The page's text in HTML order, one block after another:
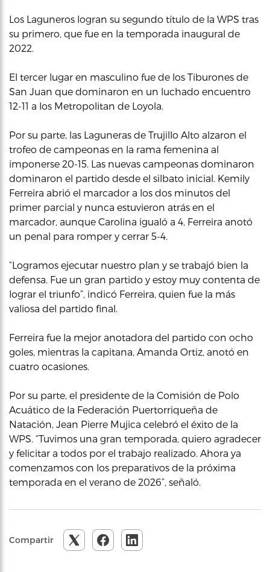
Los Laguneros logran su segundo título de la WPS tras
su primero, que fue en la temporada inaugural de
2022.
El tercer lugar en masculino fue de los Tiburones de
San Juan que dominaron en un luchado encuentro
12-11 a los Metropolitan de Loyola.
Por su parte, las Laguneras de Trujillo Alto alzaron el
trofeo de campeonas en la rama femenina al
imponerse 20-15. Las nuevas campeonas dominaron
dominaron el partido desde el silbato inicial. Kemily
Ferreira abrió el marcador a los dos minutos del
primer parcial y nunca estuvieron atrás en el
marcador, aunque Carolina igualó a 4, Ferreira anotó
un penal para romper y cerrar 5-4.
“Logramos ejecutar nuestro plan y se trabajó bien la
defensa. Fue un gran partido y estoy muy contenta de
lograr el triunfo”, indicó Ferreira, quien fue la más
valiosa del partido final.
Ferreira fue la mejor anotadora del partido con ocho
goles, mientras la capitana, Amanda Ortiz, anotó en
cuatro ocasiones.
Por su parte, el presidente de la Comisión de Polo
Acuático de la Federación Puertorriqueña de
Natación, Jean Pierre Mujica celebró el éxito de la
WPS. “Tuvimos una gran temporada, quiero agradecer
y felicitar a todos por el trabajo realizado. Ahora ya
comenzamos con los preparativos de la próxima
temporada en el verano de 2026”, señaló.
Compartir